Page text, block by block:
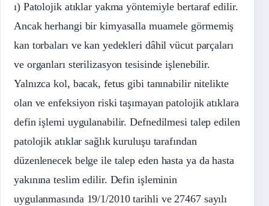
ı) Patolojik atıklar yakma yöntemiyle bertaraf edilir.
Ancak herhangi bir kimyasalla muamele görmemiş
kan torbaları ve kan yedekleri dâhil vücut parçaları
ve organları sterilizasyon tesisinde işlenebilir.
Yalnızca kol, bacak, fetus gibi tanınabilir nitelikte
olan ve enfeksiyon riski taşımayan patolojik atıklara
defin işlemi uygulanabilir. Defnedilmesi talep edilen
patolojik atıklar sağlık kuruluşu tarafından
düzenlenecek belge ile talep eden hasta ya da hasta
yakınına teslim edilir. Defin işleminin
uygulanmasında 19/1/2010 tarihli ve 27467 sayılı